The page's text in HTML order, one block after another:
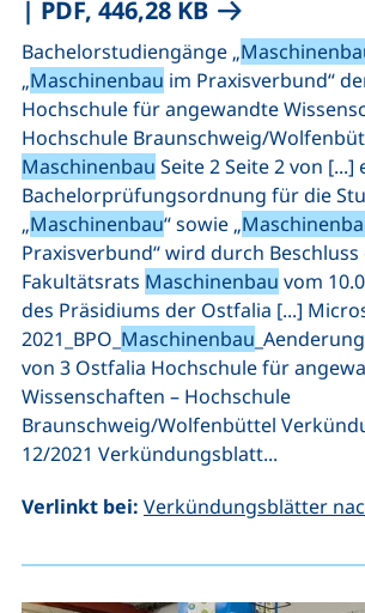
| PDF, 446,28 KB(öffnet
Bachelorstudiengänge „
„Maschinenbau im Praxisverbund“
Hochschule für angewandte
Hochschule Braunschweig/
Maschinenbau Seite 2 Seite 2 von [...]
Bachelorprüfungsordnung für die
„Maschinenbau“ sowie „
Praxisverbund“ wird durch Beschluss
Fakultätsrats Maschinenbau vom
des Präsidiums der Ostfalia [...]
2021_BPO_ Maschinenbau
von 3 Ostfalia Hochschule für
Wissenschaften – Hochschule
Braunschweig/Wolfenbüttel
12/2021 Verkündungsblatt...
Verlinkt bei: Verkündungsblätter